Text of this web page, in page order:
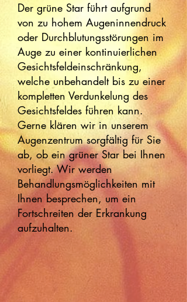
Der grüne Star führt aufgrund
von zu hohem Augeninnendruck
oder Durchblutungsstörungen im
Auge zu einer kontinuierlichen
Gesichtsfeldeinschränkung,
welche unbehandelt bis zu einer
kompletten Verdunkelung des
Gesichtsfeldes führen kann.
Gerne klären wir in unserem
Augenzentrum sorgfältig für Sie
ab, ob ein grüner Star bei Ihnen
vorliegt. Wir werden
Behandlungsmöglichkeiten mit
Ihnen besprechen, um ein
Fortschreiten der Erkrankung
aufzuhalten.